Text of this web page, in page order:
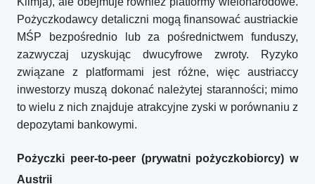
Pożyczkodawcy detaliczni mogą finansować austriackie
MŚP bezpośrednio lub za pośrednictwem funduszy,
zazwyczaj uzyskując dwucyfrowe zwroty. Ryzyko
związane z platformami jest różne, więc austriaccy
inwestorzy muszą dokonać należytej staranności; mimo
to wielu z nich znajduje atrakcyjne zyski w porównaniu z
depozytami bankowymi.
Pożyczki peer-to-peer (prywatni pożyczkobiorcy) w
Austrii